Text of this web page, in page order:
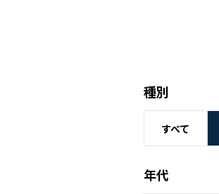
種別
すべて
年代